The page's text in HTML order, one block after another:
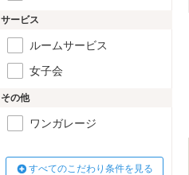
サービス
ルームサービス
女子会
その他
ワンガレージ
すべてのこだわり条件を見る